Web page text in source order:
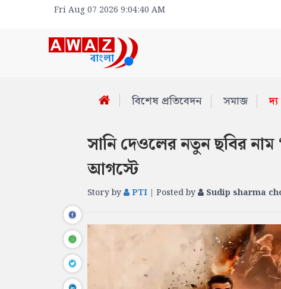
Fri Aug 07 2026 9:04:40 AM
বিশেষ প্রতিবেদন সমাজ
সানি দেওলের নতুন ছবির নাম
আগস্টে
Story by PTI | Posted by Sudip sharma